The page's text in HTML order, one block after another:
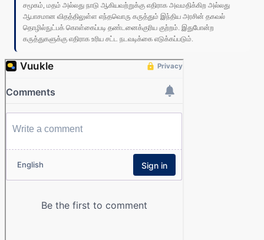
சமூகம், மதம் அல்லது நாடு ஆகியவற்றுக்கு எதிராக அவமதிக்கிற அல்லது
ஆபாசமான விதத்திலுள்ள எந்தவொரு கருத்தும் இந்திய அரசின் தகவல்
தொழில்நுட்பக் கொள்கைப்படி தண்டனைக்குரிய குற்றம். இதுபோன்ற
கருத்துகளுக்கு எதிராக உரிய சட்ட நடவடிக்கை எடுக்கப்படும்.